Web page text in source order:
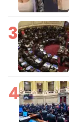
3
4